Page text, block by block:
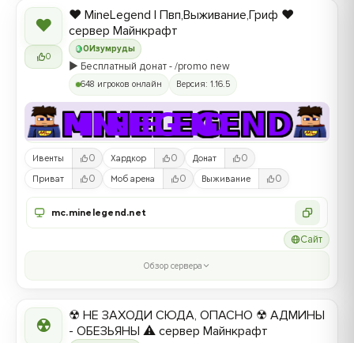
❤
0
0 Изумруды
❤️ MineLegend | Пвп,Выживание,Гриф ❤️
сервер Майнкрафт
▶️ Бесплатный донат - /promo new
648 игроков онлайн Версия: 1.16.5
Ивенты 0 Хардкор 0 Донат 0
Приват 0 Моб арена 0 Выживание 0
mc.minelegend.net
Сайт
Обзор сервера
☢
☢ НЕ ЗАХОДИ СЮДА, ОПАСНО ☢ АДМИНЫ
- ОБЕЗЬЯНЫ ⚠ сервер Майнкрафт